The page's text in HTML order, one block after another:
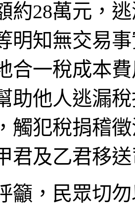
約28萬元，
明知無交易
合一稅成本
助他人逃漏
觸犯稅捐稽
君及乙君移
籲，民眾切